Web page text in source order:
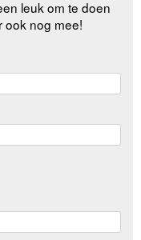
leuk om te doen
ook nog mee!